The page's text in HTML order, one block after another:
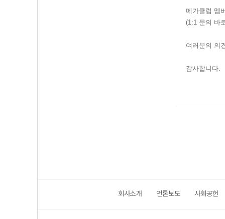
메가클럽 멤
(1:1 문의 바
여러분의 의
감사합니다.
회사소개 언론보도 사회공헌